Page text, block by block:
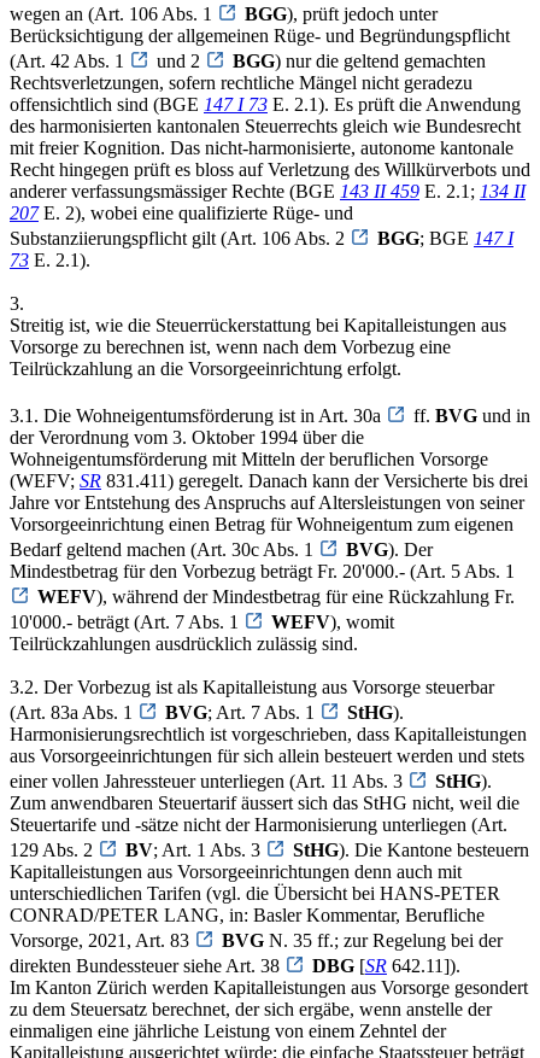
wegen an (Art. 106 Abs. 1
BGG), prüft jedoch unter
Berücksichtigung der allgemeinen Rüge- und Begründungspflicht
(Art. 42 Abs. 1
und 2 BGG) nur die geltend gemachten
Rechtsverletzungen, sofern rechtliche Mängel nicht geradezu
offensichtlich sind (BGE 147 I 73 E. 2.1). Es prüft die Anwendung
des harmonisierten kantonalen Steuerrechts gleich wie Bundesrecht
mit freier Kognition. Das nicht-harmonisierte, autonome kantonale
Recht hingegen prüft es bloss auf Verletzung des Willkürverbots und
anderer verfassungsmässiger Rechte (BGE 143 II 459 E. 2.1; 134 II
207E. 2), wobei eine qualifizierte Rüge- und
Substanziierungspflicht gilt (Art. 106 Abs. 2
BGG; BGE 147 I
73 E. 2.1).
3.
Streitig ist, wie die Steuerrückerstattung bei Kapitalleistungen aus
Vorsorge zu berechnen ist, wenn nach dem Vorbezug eine
Teilrückzahlung an die Vorsorgeeinrichtung erfolgt.
3.1. Die Wohneigentumsförderung ist in Art. 30a ff. BVG und in
der Verordnung vom 3. Oktober 1994 über die
Wohneigentumsförderung mit Mitteln der beruflichen Vorsorge
(WEFV; SR 831.411) geregelt. Danach kann der Versicherte bis drei
Jahre vor Entstehung des Anspruchs auf Altersleistungen von seiner
Vorsorgeeinrichtung einen Betrag für Wohneigentum zum eigenen
Bedarf geltend machen (Art. 30c Abs. 1
BVG). Der
Mindestbetrag für den Vorbezug beträgt Fr. 20'000.- (Art. 5 Abs. 1
WEFV), während der Mindestbetrag für eine Rückzahlung Fr.
10'000.- beträgt (Art. 7 Abs. 1
WEFV), womit
Teilrückzahlungen ausdrücklich zulässig sind.
3.2. Der Vorbezug ist als Kapitalleistung aus Vorsorge steuerbar
(Art. 83a Abs. 1
BVG; Art. 7 Abs. 1 StHG).
Harmonisierungsrechtlich ist vorgeschrieben, dass Kapitalleistungen
aus Vorsorgeeinrichtungen für sich allein besteuert werden und stets
einer vollen Jahressteuer unterliegen (Art. 11 Abs. 3
StHG).
Zum anwendbaren Steuertarif äussert sich das StHG nicht, weil die
Steuertarife und -sätze nicht der Harmonisierung unterliegen (Art.
129 Abs. 2
BV; Art. 1 Abs. 3 StHG). Die Kantone besteuern
Kapitalleistungen aus Vorsorgeeinrichtungen denn auch mit
unterschiedlichen Tarifen (vgl. die Übersicht bei HANS-PETER
CONRAD/PETER LANG, in: Basler Kommentar, Berufliche
Vorsorge, 2021, Art. 83
BVG N. 35 ff.; zur Regelung bei der
direkten Bundessteuer siehe Art. 38
DBG [SR 642.11]).
Im Kanton Zürich werden Kapitalleistungen aus Vorsorge gesondert
zu dem Steuersatz berechnet, der sich ergäbe, wenn anstelle der
einmaligen eine jährliche Leistung von einem Zehntel der
Kapitalleistung ausgerichtet würde; die einfache Staatssteuer beträgt